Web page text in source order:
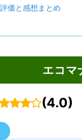
価と感想まとめ
エコマ
(4.0)